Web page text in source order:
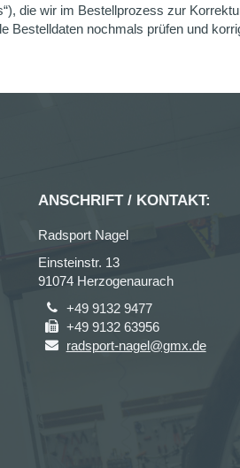
die wir im Bestellprozess zur
Bestelldaten nochmals prüfen und
ANSCHRIFT / KONTAKT:
Radsport Nagel
Einsteinstr. 13
91074 Herzogenaurach
+49 9132 9477
+49 9132 63956
radsport-nagel@gmx.de